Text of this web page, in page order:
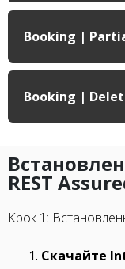
Booking |
Booking |
REST
Крок 1:
Скачайте